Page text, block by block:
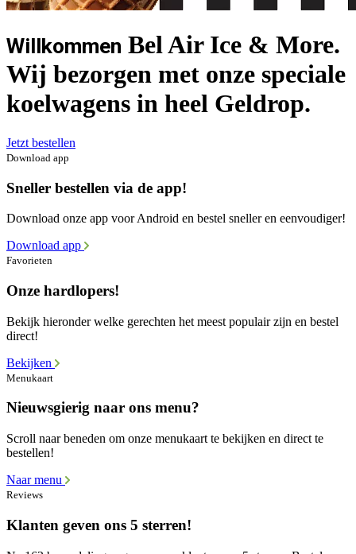
Willkommen Bel Air Ice & More.
Wij bezorgen met onze speciale
koelwagens in heel Geldrop.
Jetzt bestellen
Download app
Sneller bestellen via de app!
Download onze app voor Android en bestel sneller en eenvoudiger!
Download app
Favorieten
Onze hardlopers!
Bekijk hieronder welke gerechten het meest populair zijn en bestel
direct!
Bekijken
Menukaart
Nieuwsgierig naar ons menu?
Scroll naar beneden om onze menukaart te bekijken en direct te
bestellen!
Naar menu
Reviews
Klanten geven ons 5 sterren!